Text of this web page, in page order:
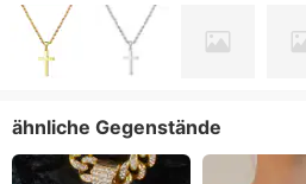
ähnliche Gegenstände